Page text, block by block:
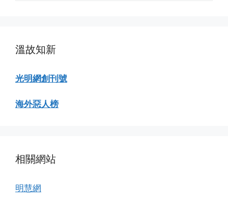
溫故知新
光明網創刊號
海外惡人榜
相關網站
明慧網